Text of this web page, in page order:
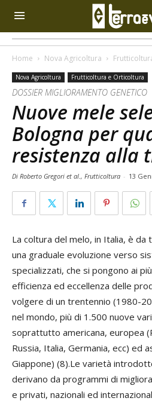
Home Nova Agricoltura
Nova Agricoltura Frutticoltura e Orticoltura
DOSSIER MIGLIORAMENTO GENETICO
Nuove mele
Bologna per
resistenza alla
Di Roberto Gregori et al., Frutticoltura - 13
La coltura del melo, in Italia, è
una graduale evoluzione verso
specializzati, che si pongono ai
efficienza ed eccellenza delle
volgere di un trentennio (1980-
nel mondo, più di 1.500 nuove
soprattutto americana, europea
Russia, Italia, Germania, ecc) ed
Giappone) (8).Le varietà
derivano da programmi di
e privati, nazionali ed